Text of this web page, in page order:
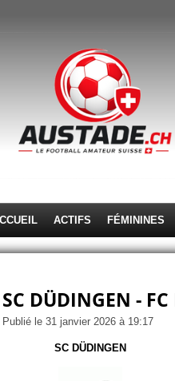
ACTIFS FÉMININES
SC DÜDINGEN -
Publié le 31 janvier 2026 à 19:17
SC DÜDINGEN